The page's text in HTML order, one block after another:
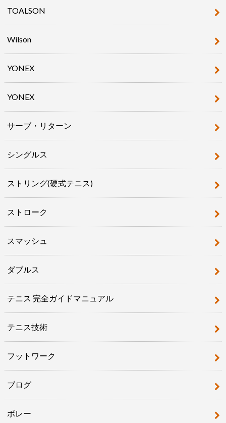
TOALSON
Wilson
YONEX
YONEX
サーブ・リターン
シングルス
ストリング(硬式テニス)
ストローク
スマッシュ
ダブルス
テニス 完全ガイドマニュアル
テニス技術
フットワーク
ブログ
ボレー